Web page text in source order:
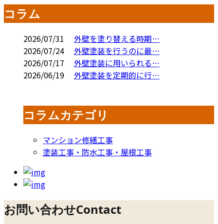
コラム
2026/07/31
外壁を塗り替える時期…
2026/07/24
外壁塗装を行うのに最…
2026/07/17
外壁塗装に用いられる…
2026/06/19
外壁塗装を定期的に行…
コラムカテゴリ
マンション修繕工事
塗装工事・防水工事・屋根工事
お問い合わせContact